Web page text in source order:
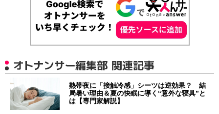
オトナンサー編集部 関連記事
熱帯夜に「接触冷感」シーツは逆効果？ 結
局暑い理由＆夏の快眠に導く“意外な寝具”と
は【専門家解説】